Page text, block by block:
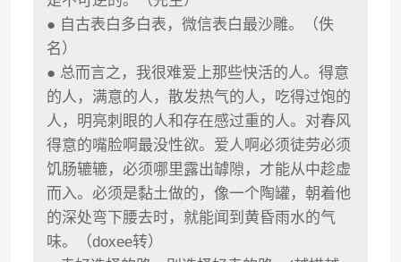
● 自古表白多白表，微信表白最沙雕。（佚
名）
● 总而言之，我很难爱上那些快活的人。得意
的人，满意的人，散发热气的人，吃得过饱的
人，明亮刺眼的人和存在感过重的人。对春风
得意的嘴脸啊最没性欲。爱人啊必须徒劳必须
饥肠辘辘，必须哪里露出罅隙，才能从中趁虚
而入。必须是黏土做的，像一个陶罐，朝着他
的深处弯下腰去时，就能闻到黄昏雨水的气
味。（doxee转）